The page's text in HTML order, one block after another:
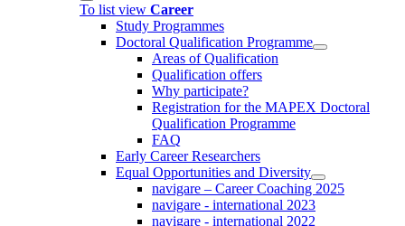
To list view Career
Study Programmes
Doctoral Qualification Programme
Areas of Qualification
Qualification offers
Why participate?
Registration for the MAPEX Doctoral
Qualification Programme
FAQ
Early Career Researchers
Equal Opportunities and Diversity
navigare – Career Coaching 2025
navigare - international 2023
navigare - international 2022